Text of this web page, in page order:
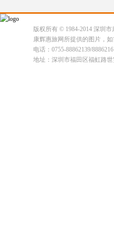
版权所有 © 1984-2014 深圳
康辉惠旅网所提供的图片，
电话：0755-88862139/
地址：深圳市福田区福虹路